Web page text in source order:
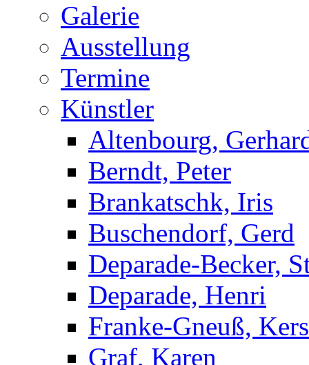
Galerie
Ausstellung
Termine
Künstler
Altenbourg,
Berndt, Peter
Brankatschk, Iris
Buschendorf, Gerd
Deparade-Becker,
Deparade, Henri
Franke-Gneuß,
Graf, Karen